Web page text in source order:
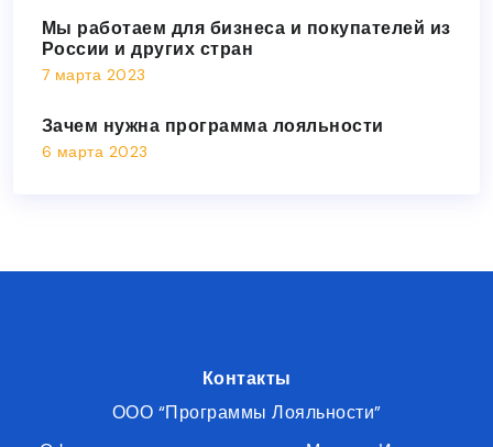
Мы работаем для бизнеса и покупателей из
России и других стран
7 марта 2023
Зачем нужна программа лояльности
6 марта 2023
Контакты
ООО “Программы Лояльности”